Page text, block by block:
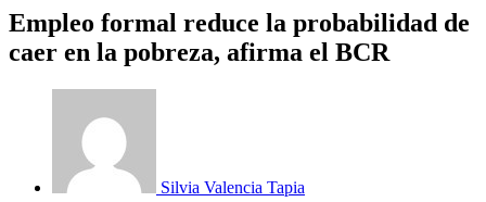
Empleo formal reduce la probabilidad de
caer en la pobreza, afirma el BCR
Silvia Valencia Tapia